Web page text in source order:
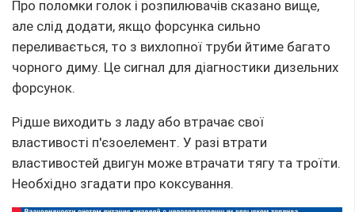
Про поломки голок і розпилювачів сказано вище,
але слід додати, якщо форсунка сильно
переливається, то з вихлопної труби йтиме багато
чорного диму. Це сигнал для діагностики дизельних
форсунок.
Рідше виходить з ладу або втрачає свої
властивості п'єзоелемент. У разі втрати
властивостей двигун може втрачати тягу та троїти.
Необхідно згадати про коксування.